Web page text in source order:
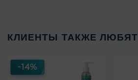
КЛИЕНТЫ ТАКЖЕ ЛЮБЯТ
-14%